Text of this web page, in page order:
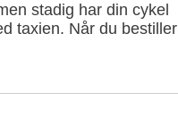
stadig har din cykel
taxien. Når du bestiller